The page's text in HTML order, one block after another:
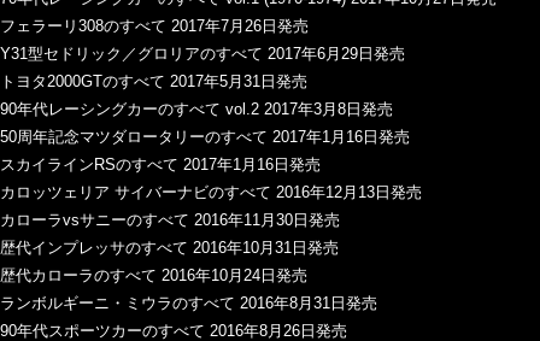
フェラーリ308のすべて 2017年7月26日発売
Y31型セドリック／グロリアのすべて 2017年6月29日発売
トヨタ2000GTのすべて 2017年5月31日発売
90年代レーシングカーのすべて vol.2 2017年3月8日発売
50周年記念マツダロータリーのすべて 2017年1月16日発売
スカイラインRSのすべて 2017年1月16日発売
カロッツェリア サイバーナビのすべて 2016年12月13日発売
カローラvsサニーのすべて 2016年11月30日発売
歴代インプレッサのすべて 2016年10月31日発売
歴代カローラのすべて 2016年10月24日発売
ランボルギーニ・ミウラのすべて 2016年8月31日発売
90年代スポーツカーのすべて 2016年8月26日発売